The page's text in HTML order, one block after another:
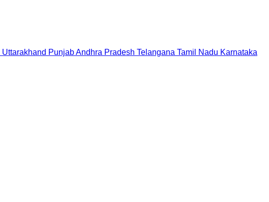
Uttarakhand PunjabAndhra Pradesh Telangana Tamil Nadu Karnataka